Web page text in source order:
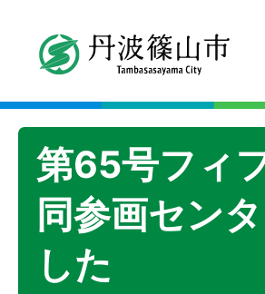
第65号フィ
同参画セン
した